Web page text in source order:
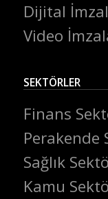
Dijital
Video
SEKTÖRLER
Finans
Perakende
Sağlık
Kamu